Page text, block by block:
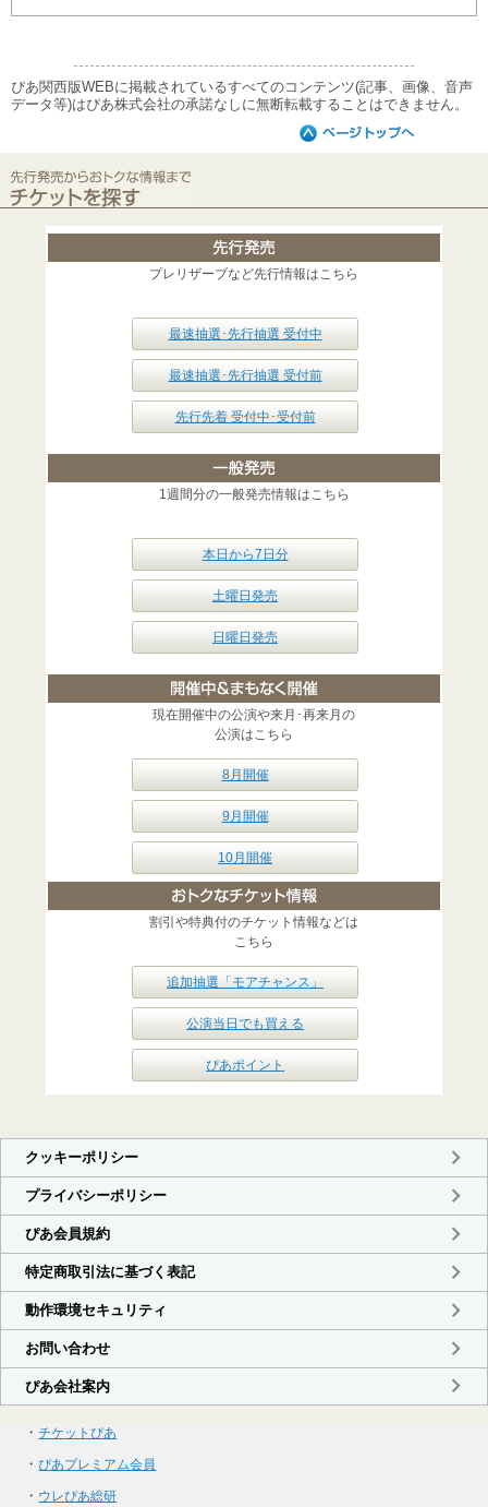
ぴあ関西版WEBに掲載されているすべてのコンテンツ(記事、画像、音声
データ等)はぴあ株式会社の承諾なしに無断転載することはできません。
プレリザーブなど先行情報はこちら
最速抽選･先行抽選 受付中
最速抽選･先行抽選 受付前
先行先着 受付中･受付前
1週間分の一般発売情報はこちら
本日から7日分
土曜日発売
日曜日発売
現在開催中の公演や来月･再来月の
公演はこちら
8月開催
9月開催
10月開催
割引や特典付のチケット情報などは
こちら
追加抽選「モアチャンス」
公演当日でも買える
ぴあポイント
・チケットぴあ
・ぴあプレミアム会員
・ ウレぴあ総研